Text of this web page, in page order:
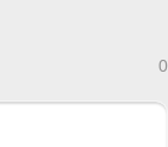
0